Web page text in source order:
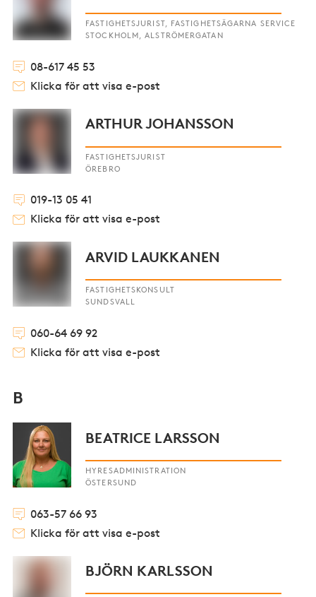
FASTIGHETSJURIST, FASTIGHETSÄGARNA SERVICE
STOCKHOLM, ALSTRÖMERGATAN
08-617 45 53
Klicka för att visa e-post
ARTHUR JOHANSSON
FASTIGHETSJURIST
ÖREBRO
019-13 05 41
Klicka för att visa e-post
ARVID LAUKKANEN
FASTIGHETSKONSULT
SUNDSVALL
060-64 69 92
Klicka för att visa e-post
B
BEATRICE LARSSON
HYRESADMINISTRATION
ÖSTERSUND
063-57 66 93
Klicka för att visa e-post
BJÖRN KARLSSON